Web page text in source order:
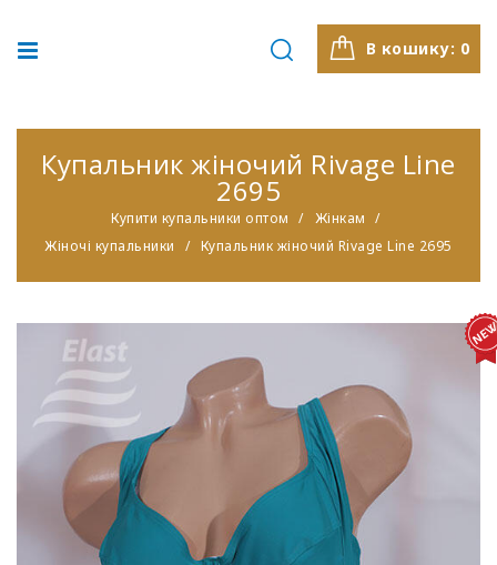
В кошику: 0
Купальник жіночий Rivage Line
2695
Купити купальники оптом
Жінкам
Жіночі купальники
Купальник жіночий Rivage Line 2695